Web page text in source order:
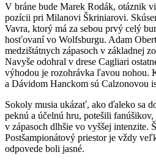
V bráne bude Marek Rodák, otáznik
pozícii pri Milanovi Škriniarovi.
Vavra, ktorý má za sebou prvý celý
hosťovaní vo Wolfsburgu. Adam
medzištátnych zápasoch v základnej
Navyše odohral v drese Cagliari
výhodou je rozohrávka ľavou nohou.
a Dávidom Hanckom sú Calzonovou
Sokoly musia ukázať, ako ďaleko sa
peknú a účelnú hru, potešili
v zápasoch dlhšie vo vyššej intenzite.
Postšampionátový priestor je vždy
odpovede boli jasné.